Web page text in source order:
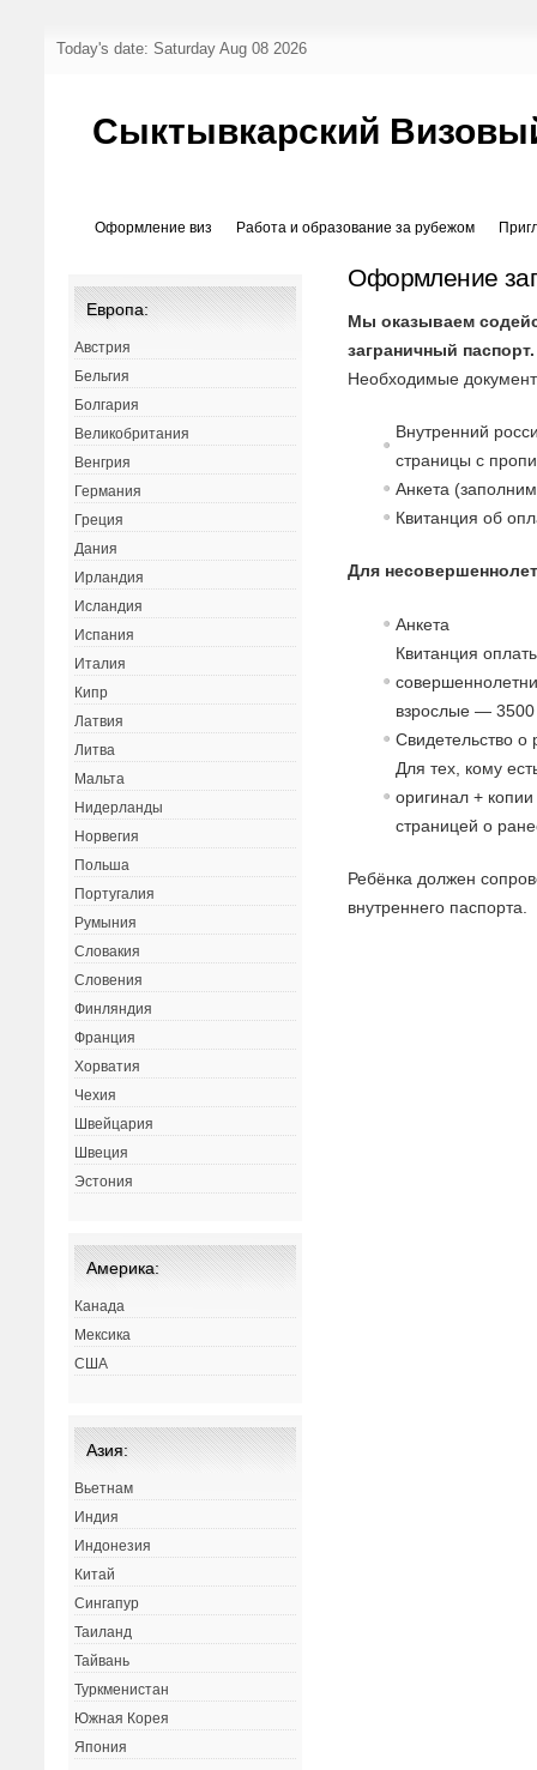
Today's date: Saturday Aug 08 2026
Сыктывкарский
Оформление виз Работа и образование за рубежом
Оформление
Мы оказываем
заграничный паспорт.
Необходимые
Внутренний
страницы с
Анкета
Квитанция об
Для
Анкета
Квитанция
взрослые —
Свидетельство о
Для тех, кому
оригинал +
страницей о
Ребёнка должен
внутреннего паспорта.
Европа:
Австрия
Бельгия
Болгария
Великобритания
Венгрия
Германия
Греция
Дания
Ирландия
Исландия
Испания
Италия
Кипр
Латвия
Литва
Мальта
Нидерланды
Норвегия
Польша
Португалия
Румыния
Словакия
Словения
Финляндия
Франция
Хорватия
Чехия
Швейцария
Швеция
Эстония
Америка:
Канада
Мексика
США
Азия:
Вьетнам
Индия
Индонезия
Китай
Сингапур
Таиланд
Тайвань
Туркменистан
Южная Корея
Япония